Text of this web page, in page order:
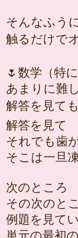
そんなふう
触るだけで
🌷数学（特
あまりに難
解答を見て
解答を見て
それでも歯
そこは一旦
次のところ
その次のと
例題を見て